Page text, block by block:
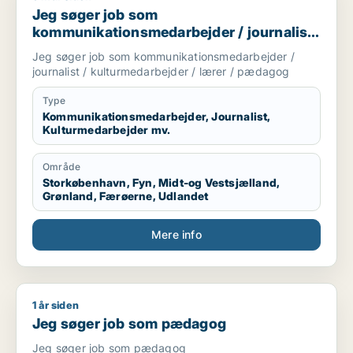
klasserumsledelse.
Jeg søger job som
kommunikationsmedarbejder / journalist
/ kulturmedarbejder / lærer / pædagog
Jeg søger job som kommunikationsmedarbejder /
journalist / kulturmedarbejder / lærer / pædagog
Type
Kommunikationsmedarbejder, Journalist,
Kulturmedarbejder mv.
Område
Storkøbenhavn, Fyn, Midt-og Vestsjælland,
Grønland, Færøerne, Udlandet
Mere info
Jeg søger job som pædagog
1 år siden
Jeg søger job som pædagog
Jeg søger job som pædagog